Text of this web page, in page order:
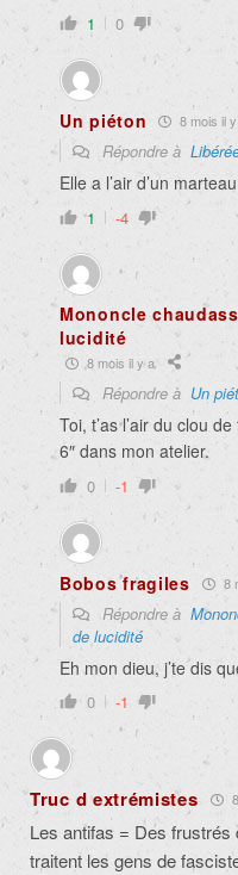
1 0
Un piéton 8 mois il
Répondre à
Elle a l’air d’un
1 -4
Mononcle
lucidité
8 mois il y a
Répondre à Un
Toi, t’as l’air du clou
6″ dans mon atelier.
0 -1
Bobos fragiles 8
Répondre à
de lucidité
Eh mon dieu, j’te dis
0 -1
Truc d extrémistes
Les antifas = Des
traitent les gens de